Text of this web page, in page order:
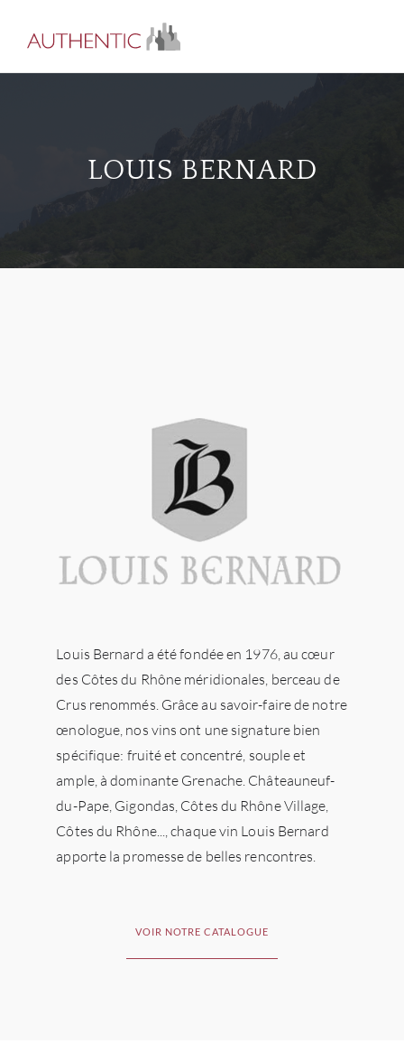
LOUIS BERNARD
Louis Bernard a été fondée en 1976, au cœur
des Côtes du Rhône méridionales, berceau de
Crus renommés. Grâce au savoir-faire de notre
œnologue, nos vins ont une signature bien
spécifique: fruité et concentré, souple et
ample, à dominante Grenache. Châteauneuf-
du-Pape, Gigondas, Côtes du Rhône Village,
Côtes du Rhône..., chaque vin Louis Bernard
apporte la promesse de belles rencontres.
VOIR NOTRE CATALOGUE